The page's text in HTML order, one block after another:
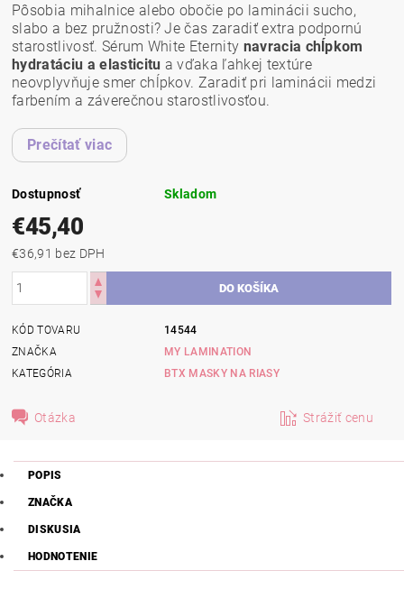
Pôsobia mihalnice alebo obočie po laminácii sucho,
slabo a bez pružnosti? Je čas zaradiť extra podpornú
starostlivosť. Sérum White Eternity navracia chĺpkom
hydratáciu a elasticitu a vďaka ľahkej textúre
neovplyvňuje smer chĺpkov. Zaradiť pri laminácii medzi
farbením a záverečnou starostlivosťou.
Prečítať viac
Dostupnosť Skladom
€45,40
€36,91 bez DPH
KÓD TOVARU
14544
ZNAČKA
MY LAMINATION
KATEGÓRIA
BTX MASKY NA RIASY
Otázka Strážiť cenu
POPIS
ZNAČKA
DISKUSIA
HODNOTENIE